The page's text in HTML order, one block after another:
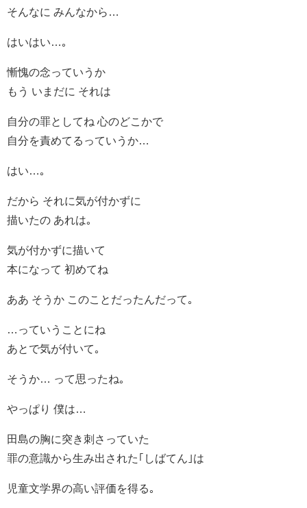
そんなに みんなから…
はいはい…｡
慚愧の念っていうか
もう いまだに それは
自分の罪としてね 心のどこかで
自分を責めてるっていうか…
はい…｡
だから それに気が付かずに
描いたの あれは｡
気が付かずに描いて
本になって 初めてね
ああ そうか このことだったんだって｡
…っていうことにね
あとで気が付いて｡
そうか… って思ったね｡
やっぱり 僕は…
田島の胸に突き刺さっていた
罪の意識から生み出された｢しばてん｣は
児童文学界の高い評価を得る｡